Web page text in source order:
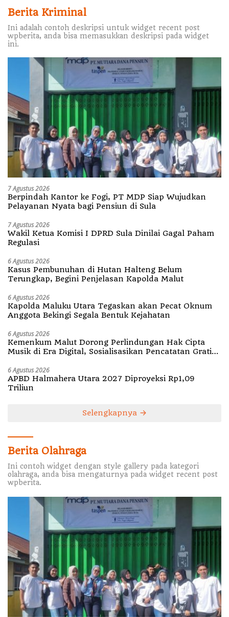
Berita Kriminal
Ini adalah contoh deskripsi untuk widget recent post
wpberita, anda bisa memasukkan deskripsi pada widget
ini.
7 Agustus 2026
Berpindah Kantor ke Fogi, PT MDP Siap Wujudkan
Pelayanan Nyata bagi Pensiun di Sula
7 Agustus 2026
Wakil Ketua Komisi I DPRD Sula Dinilai Gagal Paham
Regulasi
6 Agustus 2026
Kasus Pembunuhan di Hutan Halteng Belum
Terungkap, Begini Penjelasan Kapolda Malut
6 Agustus 2026
Kapolda Maluku Utara Tegaskan akan Pecat Oknum
Anggota Bekingi Segala Bentuk Kejahatan
6 Agustus 2026
Kemenkum Malut Dorong Perlindungan Hak Cipta
Musik di Era Digital, Sosialisasikan Pencatatan Gratis
6 Agustus 2026
APBD Halmahera Utara 2027 Diproyeksi Rp1,09
Triliun
Selengkapnya
Berita Olahraga
Ini contoh widget dengan style gallery pada kategori
olahraga, anda bisa mengaturnya pada widget recent post
wpberita.